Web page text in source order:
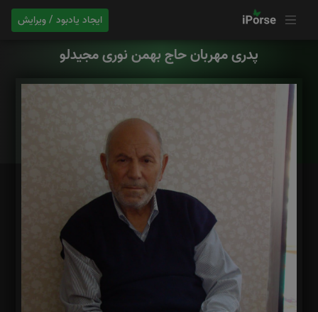
ایجاد یادبود / ویرایش
پدری مهربان حاج بهمن نوری مجیدلو